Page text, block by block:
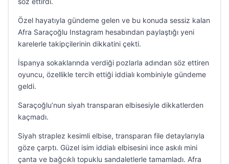
Özel hayatıyla gündeme gelen ve bu konuda sessiz kalan
Afra Saraçoğlu Instagram hesabından paylaştığı yeni
karelerle takipçilerinin dikkatini çekti.
İspanya sokaklarında verdiği pozlarla adından söz ettiren
oyuncu, özellikle tercih ettiği iddialı kombiniyle gündeme
geldi.
Saraçoğlu’nun siyah transparan elbisesiyle dikkatlerden
kaçmadı.
Siyah straplez kesimli elbise, transparan file detaylarıyla
göze çarptı. Güzel isim iddialı elbisesini ince askılı mini
çanta ve bağcıklı topuklu sandaletlerle tamamladı. Afra